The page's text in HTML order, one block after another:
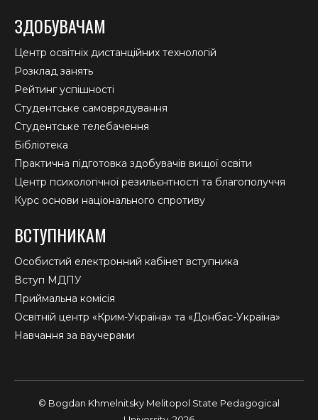
ЗДОБУВАЧАМ
Центр освітніх дистанційних технологій
Розклад занять
Рейтинг успішності
Студентське самоврядування
Студентське телебачення
Бібліотека
Практична підготовка здобувачів вищої освіти
Центр психологічної резильєнтності та благополуччя
Курс основи національного спротиву
ВСТУПНИКАМ
Особистий електронний кабінет вступника
Вступ МДПУ
Приймальна комісія
Освітній центр «Крим-Україна» та «Донбас-Україна»
Навчання за ваучерами
© Bogdan Khmelnitsky Melitopol State Pedagogical